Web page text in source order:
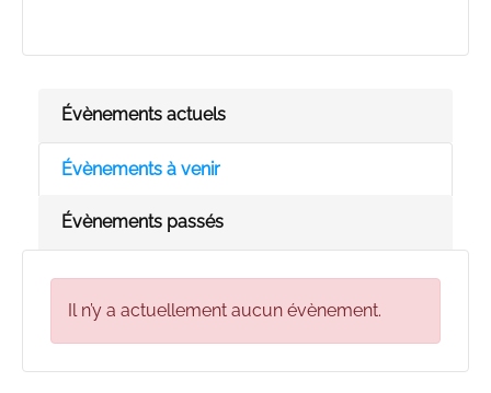
Évènements actuels
Évènements à venir
Évènements passés
Il n’y a actuellement aucun évènement.